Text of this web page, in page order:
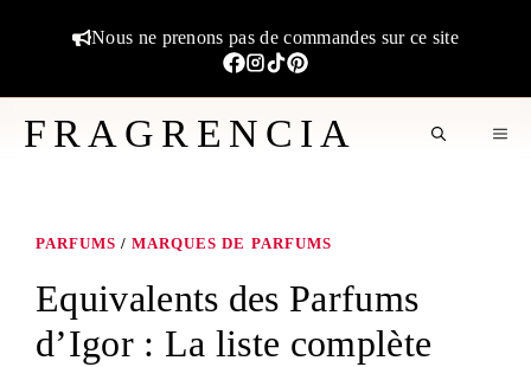
Nous ne prenons pas de commandes sur ce site
FRAGRENCIA
PARFUMS /MARQUES DE PARFUMS
Equivalents des Parfums
d’Igor : La liste complète